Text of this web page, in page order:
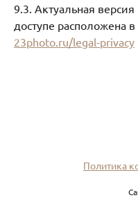
9.3. Актуальная
доступе расположена
23photo.ru/legal-privacy
Политика